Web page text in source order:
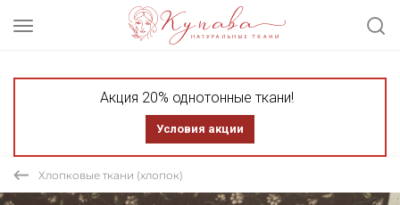
Акция 20% однотонные ткани!
Условия акции
Хлопковые ткани (хлопок)